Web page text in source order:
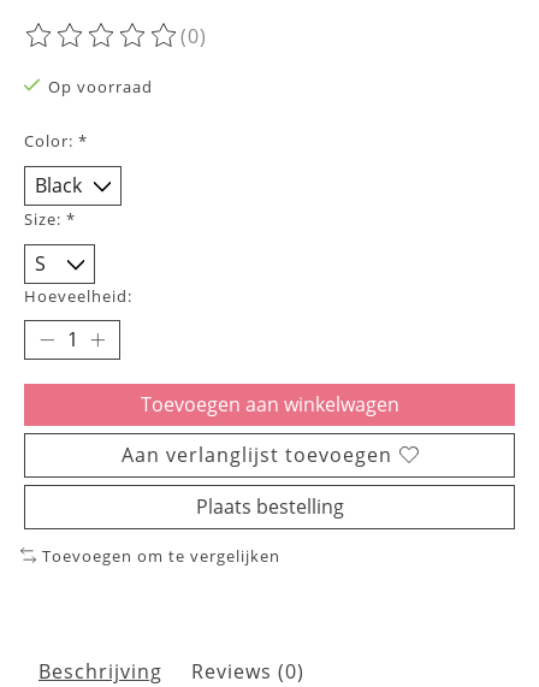
De beoordeling van dit product is
(0)
Op voorraad
Color: *
Size: *
Hoeveelheid:
Toevoegen aan winkelwagen
Aan verlanglijst toevoegen
Plaats bestelling
Toevoegen om te vergelijken
Beschrijving Reviews (0)